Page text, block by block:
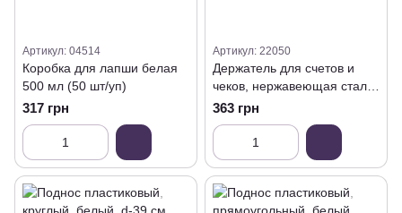
Артикул: 04514
Коробка для лапши белая
500 мл (50 шт/уп)
317 грн
Артикул: 22050
Держатель для счетов и
чеков, нержавеющая сталь
L 60 см
363 грн